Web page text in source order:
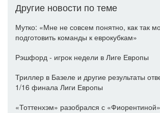
Другие новости по теме
Мутко: «Мне не совсем понятно, как так
подготовить команды к еврокубкам»
Рэшфорд - игрок недели в Лиге Европы
Триллер в Базеле и другие результаты
1/16 финала Лиги Европы
«Тоттенхэм» разобрался с «Фиорентиной»